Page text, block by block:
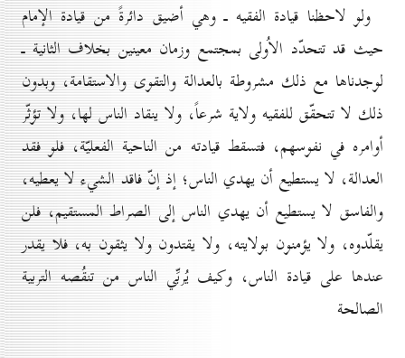
ولو لاحظنا قيادة الفقيه ـ وهي أضيق دائرةً من قيادة الإمام
حيث قد تتحدّد الاُولى بمجتمع وزمان معينين بخلاف الثانية ـ
لوجدناها مع ذلك مشروطة بالعدالة والتقوى والاستقامة، وبدون
ذلك لا تتحقّق للفقيه ولاية شرعاً، ولا ينقاد الناس لها، ولا تؤثّر
أوامره في نفوسهم، فتسقط قيادته من الناحية الفعليّة، فلو فقد
العدالة، لا يستطيع أن يهدي الناس؛ إذ إنّ فاقد الشيء لا يعطيه،
والفاسق لا يستطيع أن يهدي الناس إلى الصراط المستقيم، فلن
يقلّدوه، ولا يؤمنون بولايته، ولا يقتدون ولا يثقون به، فلا يقدر
عندها على قيادة الناس، وكيف يُربِّي الناس من تنقُصه التربية
الصالحة